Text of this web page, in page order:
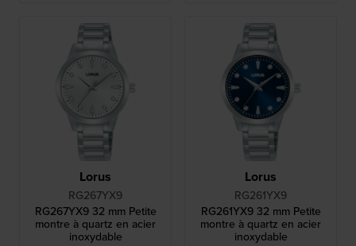
Lorus
RG267YX9
RG267YX9 32 mm Petite
montre à quartz en acier
inoxydable
Lorus
RG261YX9
RG261YX9 32 mm Petite
montre à quartz en acier
inoxydable